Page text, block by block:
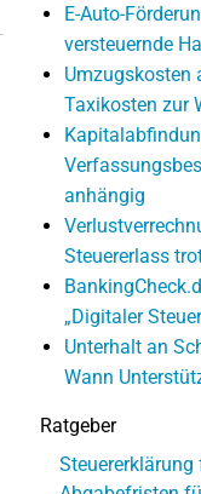
E-Auto-
versteuernde
Umzugskosten
Taxikosten zur
anhängig
Steuererlass
„Digitaler
Unterhalt an
Wann
Ratgeber